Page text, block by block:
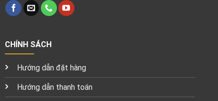
CHÍNH SÁCH
Hướng dẫn đặt hàng
Hướng dẫn thanh toán